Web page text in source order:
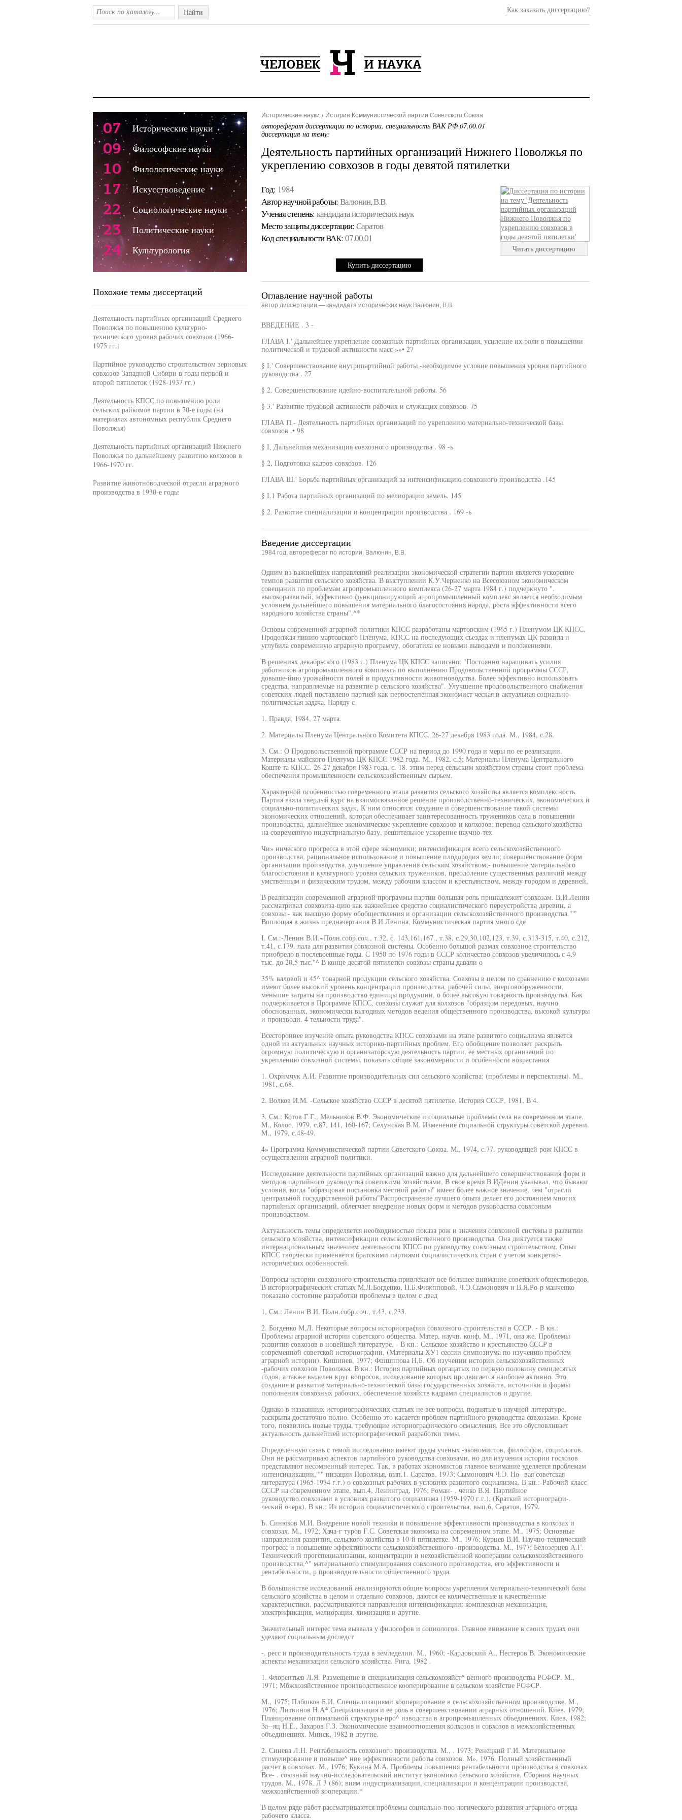
Найти Как заказать диссертацию?
Исторические науки История Коммунистической партии Советского Союза
автореферат диссертации по истории, специальность ВАК РФ 07.00.01
диссертация на тему:
Деятельность партийных организаций Нижнего Поволжья по
укреплению совхозов в годы девятой пятилетки
Год: 1984
Автор научной работы: Валюнин, В.В.
Ученая cтепень: кандидата исторических наук
Место защиты диссертации: Саратов
Код cпециальности ВАК: 07.00.01
Купить диссертацию
Читать диссертацию
Оглавление научной работы
автор диссертации — кандидата исторических наук Валюнин, В.В.
ВВЕДЕНИЕ . 3 -
ГЛАВА I.' Дальнейшее укрепление совхозных партийных организация, усиление их роли в повышении
политической и трудовой активности масс »»• 27
§ I.' Совершенствование внутрипартийной работы -необходимое условие повышения уровня партийного
руководства . 27
§ 2. Совершенствование идейно-воспитательной работы. 56
§ 3.' Развитие трудовой активности рабочих и служащих совхозов. 75
ГЛАВА П.- Деятельность партийных организаций по укреплению материально-технической базы
совхозов .• 98
§ I, Дальнейшая механизация совхозного производства . 98 -ь
§ 2, Подготовка кадров совхозов. 126
ГЛАВА Ш.' Борьба партийных организаций за интенсификацию совхозного производства .145
§ I.1 Работа партийных организаций по мелиорации земель. 145
§ 2. Развитие специализации и концентрации производства . 169 -ь
Введение диссертации
1984 год, автореферат по истории, Валюнин, В.В.
Одним из важнейших направлений реализации экономической стратегии партии является ускорение
темпов развития сельского хозяйства. В выступлении К.У.Черненко на Всесоюзном экономическом
совещании по проблемам агропромышленного комплекса (26-27 марта 1984 г.) подчеркнуто ".
высокоразвитый, эффективно функционирующий агропромышленный комплекс является необходимым
условием дальнейшего повышения материального благосостояния народа, роста эффективности всего
народного хозяйства страны".^*
Основы современной аграрной политики КПСС разработаны мартовским (1965 г.) Пленумом ЦК КПСС.
Продолжая линию мартовского Пленума, КПСС на последующих съездах и пленумах ЦК развила и
углубила современную аграрную программу, обогатила ее новыми выводами и положениями.
В решениях декабрьского (1983 г.) Пленума ЦК КПСС записано: "Постоянно наращивать усилия
работников агропромышленного комплекса по выполнению Продовольственной программы СССР,
довыше-йию урожайности полей и продуктивности животноводства. Более эффективно использовать
средства, направляемые на развитие р сельского хозяйства". Улучшение продовольственного снабжения
советских людей поставлено партией как первостепенная экономист ческая и актуальная социально-
политическая задача. Наряду с
1. Правда, 1984, 27 марта.
2. Материалы Пленума Центрального Комитета КПСС. 26-27 декабря 1983 года. М., 1984, с.28.
3. См.: О Продовольственной программе СССР на период до 1990 года и меры по ее реализации.
Материалы майского Пленума-ЦК КПСС 1982 года. М., 1982, с.5; Материалы Пленума Центрального
Коште та КПСС. 26-27 декабря 1983 года, с. 18. этим перед сельским хозяйством страны стоит проблема
обеспечения промышленности сельскохозяйственным сырьем.
Характерной особенностью современного этапа развития сельского хозяйства является комплексность.
Партия взяла твердый курс на взаимосвязанное решение производственно-технических, экономических и
социально-политических задач, К ним относятся: создание и совершенствование такой системы
экономических отношений, которая обеспечивает заинтересованность тружеников села в повышении
производства, дальнейшее экономическое укрепление совхозов и колхозов; перевод сельского'хозяйства
на современную индустриальную базу, решительное ускорение научно-тех
Чи» нического прогресса в этой сфере экономики; интенсификация всего сельскохозяйственного
производства, рациональное использование и повышение плодородия земли; совершенствование форм
организации производства, улучшение управления сельским хозяйством;- повышение материального
благосостояния и культурного уровня сельских тружеников, преодоление существенных различий между
умственным и физическим трудом, между рабочим классом и крестьянством, между городом и деревней,
В реализации современной аграрной программы партии большая роль принадлежит совхозам. В,И.Ленин
рассматривал совхозиза-цию как важнейшее средство социалистического переустройства деревни, а
совхозы - как высшую форму обобществления и организации сельскохозяйственного производства."'"
Воплощая в жизнь предначертания В.И.Ленина, Коммунистическая партия много сде
I. См.:-Ленин В.И.~Полн.собр.соч., т.32, с. 143,161,167., т.38, с.29,30,102,123, т.39, с.313-315, т.40, с.212,
т.41, с.179. лала для развития совхозной системы. Особенно большой размах совхозное строительство
приобрело в послевоенные годы. С 1950 по 1976 годы в СССР количество совхозов увеличилось с 4,9
тыс. до 20,5 тыс."^ В конце десятой пятилетки совхозы страны давали о
35% валовой и 45^ товарной продукции сельского хозяйства. Совхозы в целом по сравнению с колхозами
имеют более высокий уровень концентрации производства, рабочей силы, энерговооруженности,
меньшие затраты на производство единицы продукции, о более высокую товарность производства. Как
подчеркивается в Программе КПСС, совхозы служат для колхозов "образцом передовых, научно
обоснованных, экономически выгодных методов ведения общественного производства, высокой культуры
и производи. 4 тельности труда".
Всестороннее изучение опыта руководства КПСС совхозами на этапе развитого социализма является
одной из актуальных научных историко-партийных проблем. Его обобщение позволяет раскрыть
огромную политическую и организаторскую деятельность партии, ее местных организаций по
укреплению совхозной системы, показать общие закономерности и особенности возрастания
1. Охримчук А.И. Развитие производительных сил сельского хозяйства: (проблемы и перспективы). М.,
1981, с.68.
2. Волков И.М. -Сельское хозяйство СССР в десятой пятилетке. История СССР, 1981, В 4.
3. См.: Котов Г.Г., Мельников В.Ф. Экономические и социальные проблемы села на современном этапе.
М., Колос, 1979, с.87, 141, 160-167; Селунская В.М. Изменение социальной структуры советской деревни.
М., 1979, с.48-49.
4» Программа Коммунистической партии Советского Союза. М., 1974, с.77. руководящей рож КПСС в
осуществлении аграрной политики.
Исследование деятельности партийных организаций важно для дальнейшего совершенствования форм и
методов партийного руководства советскими хозяйствами, В свое время В.ИДенин указывал, что бывают
условия, когда "образцовая постановка местной работы" имеет более важное значение, чем "отрасли
центральной государственной работы"Распространение лучшего опыта делает его достоянием многих
партийных организаций, облегчает внедрение новых форм и методов руководства совхозным
производством.
Актуальность темы определяется необходимостью показа рож и значения совхозной системы в развитии
сельского хозяйства, интенсификации сельскохозяйственного производства. Она диктуется также
интернациональным значением деятельности КПСС по руководству совхозным строительством. Опыт
КПСС творчески применяется братскими партиями социалистических стран с учетом конкретно-
исторических особенностей.
Вопросы истории совхозного строительства привлекают все большее внимание советских обществоведов.
В историографических статьях М,Л.Богденко, Н.Б.Фижпповой, Ч.Э.Сымонович и В.Я.Ро-р манченко
показано состояние разработки проблемы в целом с двад
1, См.: Ленин В.И. Полн.собр.соч., т.43, с,233.
2. Богденко М,Л. Некоторые вопросы историографии совхозного строительства в СССР. - В кн.:
Проблемы аграрной истории советского общества. Матер, научн. конф, М., 1971, она же. Проблемы
развития совхозов в новейшей литературе. - В кн.: Сельское хозяйство и крестьянство СССР в
современной советской историографии, (Материалы ХУ1 сессии симпозиума по изучению проблем
аграрной истории). Кишинев, 1977; Фшшппова Н,Б. Об изучении истории сельскохозяйственных
-рабочих совхозов Поволжья. В кн.: История партийных оргацатых по первую половину семидесятых
годов, а также выделен круг вопросов, исследование которых продвигается наиболее активно. Это
создание и развитие материально-технической базы государственных хозяйств, источники и формы
пополнения совхозных рабочих, обеспечение хозяйств кадрами специалистов и другие.
Однако в названных историографических статьях не все вопросы, поднятые в научной литературе,
раскрыты достаточно полно. Особенно это касается проблем партийного руководства совхозами. Кроме
того, появились новые труды, требующие историографического осмысления. Все это обусловливает
актуальность дальнейшей историографической разработки темы.
Определенную связь с темой исследования имеют труды ученых -экономистов, философов, социологов.
Они не рассматриваю аспектов партийного руководства совхозами, но для изучения истории госхозов
представляют несомненный интерес. Так, в работах экономистов главное внимание уделяется проблемам
интенсификации,"'" низации Поволжья, вып.1. Саратов, 1973; Сымонович Ч.Э. Но--вая советская
литература (1965-1974 г.г.) о совхозных рабочих в условиях развитого социализма. В кн.:-Рабочий класс
СССР на современном этапе, вып.4, Ленинград, 1976; Роман- . ченко В.Я. Партийное
руководство.совхозами в условиях развитого социализма (1959-1970 г.г.). (Краткий историографи-.
ческий очерк). В кн.: Из истории социалистического строительства, вып.6, Саратов, 1979.
Ь. Синюков М.И. Внедрение новой техники и повышение эффективности производства в колхозах и
совхозах. М., 1972; Хача-г туров Г.С. Советская экономка на современном этапе. М., 1975; Основные
направления развития, сельского хозяйства в 10-й пятилетке. М., 1976; Курцев В.И. Научно-технический
прогресс и повышение эффективности сельскохозяйственного -производства. М., 1977; Белозерцев А.Г.
Технический прогспециализации, концентрации и нехозяйственной кооперации сельскохозяйственного
производства,^" материального стимулирования совхозного производства, его эффективности и
рентабельности, р производительности общественного труда.
В большинстве исследований анализируются общие вопросы укрепления материально-технической базы
сельского хозяйства в целом и отдельно совхозов, даются ее количественные и качественные
характеристики, рассматриваются направления интенсификации: комплексная механизация,
электрификация, мелиорация, химизация и другие.
Значительный интерес тема вызвала у философов и социологов. Главное внимание в своих трудах они
уделяют социальным доследст
-. ресс и производительность труда в земледелии. М., 1960; -Кардовский А., Нестеров В. Экономические
аспекты механизации сельского хозяйства. Рига, 1982 .
1. Флорентьев Л.Я. Размещение и специализация сельскохозяйст^ венного производства РСФСР. М.,
1971; Мбжхозяйственное производственное кооперирование в сельском хозяйстве РСФСР.
М., 1975; Плбшков Б.И. Специализациями кооперирование в сельскохозяйственном производстве. М.,
1976; Литвинов Н.А* Специализация и ее роль в совершенствовании аграрных отношений. Киев. 1979;
Планирование оптимальной структуры-про^ изводсгва в агропромышленных объединениях. Киев, 1982;
За--яц Н.Е., Захаров Г.З. Экономические взаимоотношения колхозов и совхозов в межхозяйственных
объединениях. Минск, 1982 и другие.
2. Синева Л.Н. Рентабельность совхозного производства. М., . 1973; Ренецкий Г.И. Материальное
стимулирование и повыше^ ние эффективности работы совхозов. М», 1976. Полный хозяйственный
расчет в совхозах. М., 1976; Кукина М.А. Проблемы повышения рентабельности производства в совхозах.
Все- . союзный научно-исследовательский институт экономики сельского хозяйства. Сборник научных
трудов. М., 1978, Л 3 (86); виям индустриализации, специализации и концентрации производства,
межхозяйственной кооперации.*
В целом ряде работ рассматриваются проблемы социально-поо логического развития аграрного отряда
рабочего класса.
07 Исторические науки
09 Философские науки
10 Филологические науки
17 Искусствоведение
22 Социологические науки
23 Политические науки
24 Культурология
Похожие темы диссертаций
Деятельность партийных организаций Среднего
Поволжья по повышению культурно-
технического уровня рабочих совхозов (1966-
1975 гг.)
Партийное руководство строительством зерновых
совхозов Западной Сибири в годы первой и
второй пятилеток (1928-1937 гг.)
Деятельность КПСС по повышению роли
сельских райкомов партии в 70-е годы (на
материалах автономных республик Среднего
Поволжья)
Деятельность партийных организаций Нижнего
Поволжья по дальнейшему развитию колхозов в
1966-1970 гг.
Развитие животноводческой отрасли аграрного
производства в 1930-е годы